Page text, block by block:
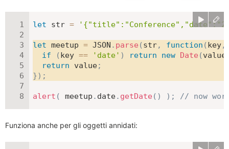
let str =
let meetup = JSON . parse (str, function (key,
if
(key == 'date' ) return new Date (value
return value;
}) ;
alert ( meetup . date. getDate ( ) ) ; // now
Funziona anche per gli oggetti annidati: